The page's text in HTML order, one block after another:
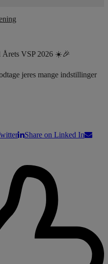
Årets VSP 2026 ☀️🎉
jeres mange indstillinger
Share on Linked In